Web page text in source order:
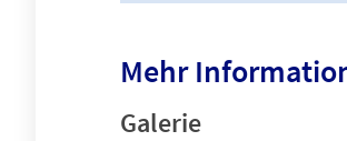
Mehr
Galerie